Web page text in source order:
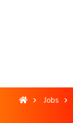
Jobs